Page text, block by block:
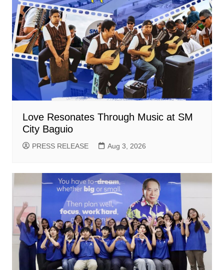
Love Resonates Through Music at SM
City Baguio
PRESS RELEASE Aug 3, 2026